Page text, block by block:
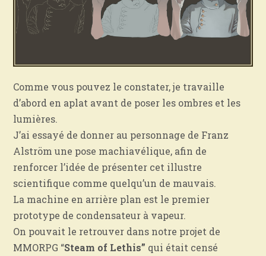
Comme vous pouvez le constater, je travaille
d’abord en aplat avant de poser les ombres et les
lumières.
J’ai essayé de donner au personnage de Franz
Alström une pose machiavélique, afin de
renforcer l’idée de présenter cet illustre
scientifique comme quelqu’un de mauvais.
La machine en arrière plan est le premier
prototype de condensateur à vapeur.
On pouvait le retrouver dans notre projet de
MMORPG “Steam of Lethis” qui était censé